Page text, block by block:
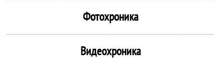
Фотохроника
Видеохроника